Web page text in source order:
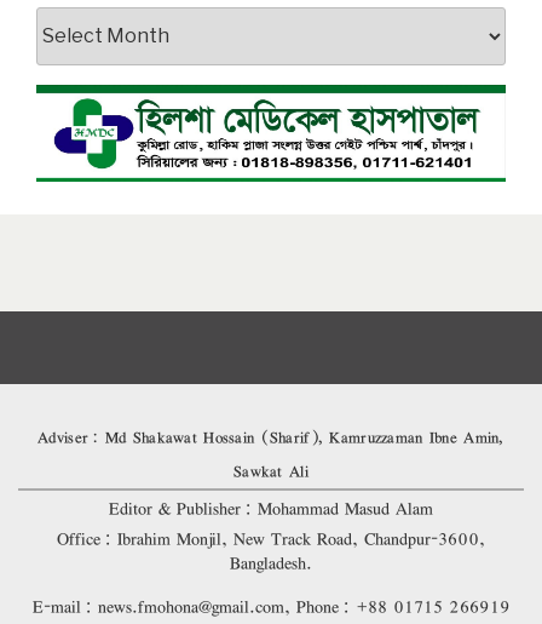
আর্কাইভস
Adviser: Md Shakawat Hossain (Sharif), Kamruzzaman Ibne Amin,
Sawkat Ali
Editor & Publisher: Mohammad Masud Alam
Office: Ibrahim Monjil, New Track Road, Chandpur-3600,
Bangladesh.
E-mail: news.fmohona@gmail.com, Phone: +88 01715 266919